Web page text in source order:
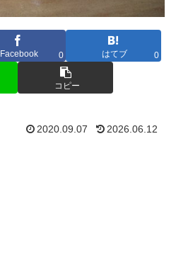
Facebook 0 はてブ 0
コピー
2020.09.07 2026.06.12